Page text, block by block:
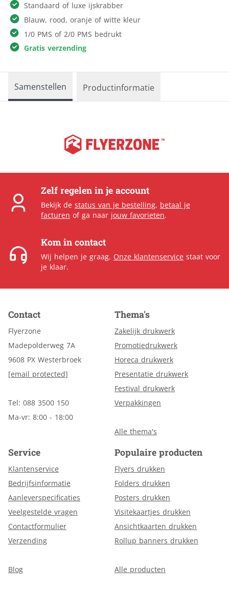
Standaard of luxe ijskrabber
Blauw, rood, oranje of witte kleur
1/0 PMS of 2/0 PMS bedrukt
Gratis verzending
Samenstellen Productinformatie
Zelf regelen in je account
Bekijk de status van je bestelling, betaal je
facturen of ga naar jouw favorieten.
Kom in contact
Wij helpen je graag. Onze klantenservice staat voor
je klaar.
Contact
Flyerzone
Madepolderweg 7A
9608 PX Westerbroek
[email protected]
Tel: 088 3500 150
Ma-vr: 8:00 - 18:00
Thema's
Zakelijk drukwerk
Promotiedrukwerk
Horeca drukwerk
Presentatie drukwerk
Festival drukwerk
Verpakkingen
Alle thema's
Service
Klantenservice
Bedrijfsinformatie
Aanleverspecificaties
Veelgestelde vragen
Contactformulier
Verzending
Blog
Populaire producten
Flyers drukken
Folders drukken
Posters drukken
Visitekaartjes drukken
Ansichtkaarten drukken
Rollup banners drukken
Alle producten